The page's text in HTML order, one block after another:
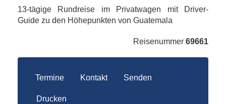
13-tägige Rundreise im Privatwagen mit Driver-
Guide zu den Höhepunkten von Guatemala
Reisenummer 69661
Termine Kontakt Senden
Drucken